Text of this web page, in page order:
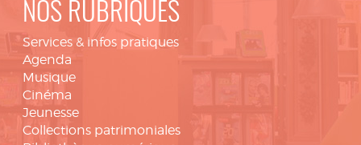
NOS RUBRIQUES
Services & infos pratiques
Agenda
Musique
Cinéma
Jeunesse
Collections patrimoniales